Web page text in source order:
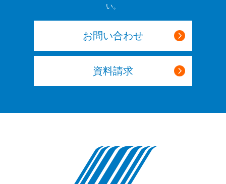
い。
お問い合わせ
資料請求